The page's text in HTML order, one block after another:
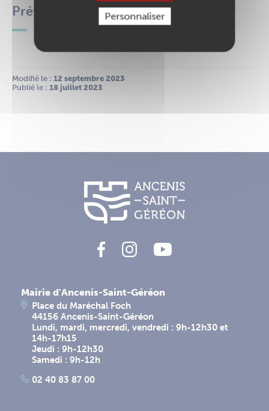
Prévention réseaux sociaux
Modifié le : 12 septembre 2023
Publié le : 18 juillet 2023
Mairie d'Ancenis-Saint-Géréon
Place du Maréchal Foch
44156 Ancenis-Saint-Géréon
Lundi, mardi, mercredi, vendredi : 9h-12h30 et
14h-17h15
Jeudi : 9h-12h30
Samedi : 9h-12h
02 40 83 87 00
Personnaliser